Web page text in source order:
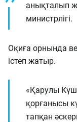
анықталып
министрлігі.
Оқиға орнында
істеп жатыр.
«Қарулы
қорғанысы
тапқан